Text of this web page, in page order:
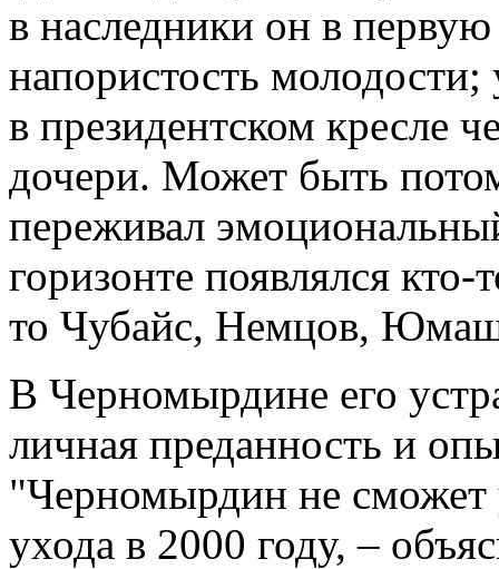
в наследники он в
напористость
в президентском кресле
дочери. Может быть
переживал
горизонте появлялся
то Чубайс, Немцов,
В Черномырдине его
личная преданность и
"Черномырдин не сможет
ухода в 2000 году, –